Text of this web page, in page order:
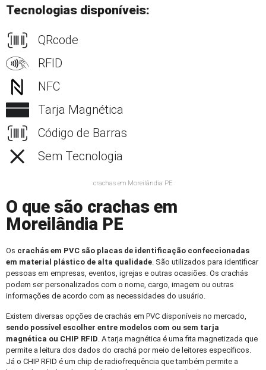
Tecnologias disponíveis:
QRcode
RFID
NFC
Tarja Magnética
Código de Barras
Sem Tecnologia
crachas em Moreilândia PE
O que são crachas em
Moreilândia PE
Os crachás em PVC são placas de identificação confeccionadas
em material plástico de alta qualidade. São utilizados para identificar
pessoas em empresas, eventos, igrejas e outras ocasiões. Os crachás
podem ser personalizados com o nome, cargo, imagem ou outras
informações de acordo com as necessidades do usuário.
Existem diversas opções de crachás em PVC disponíveis no mercado,
sendo possível escolher entre modelos com ou sem tarja
magnética ou CHIP RFID. A tarja magnética é uma fita magnetizada que
permite a leitura dos dados do crachá por meio de leitores específicos.
Já o CHIP RFID é um chip de radiofrequência que também permite a